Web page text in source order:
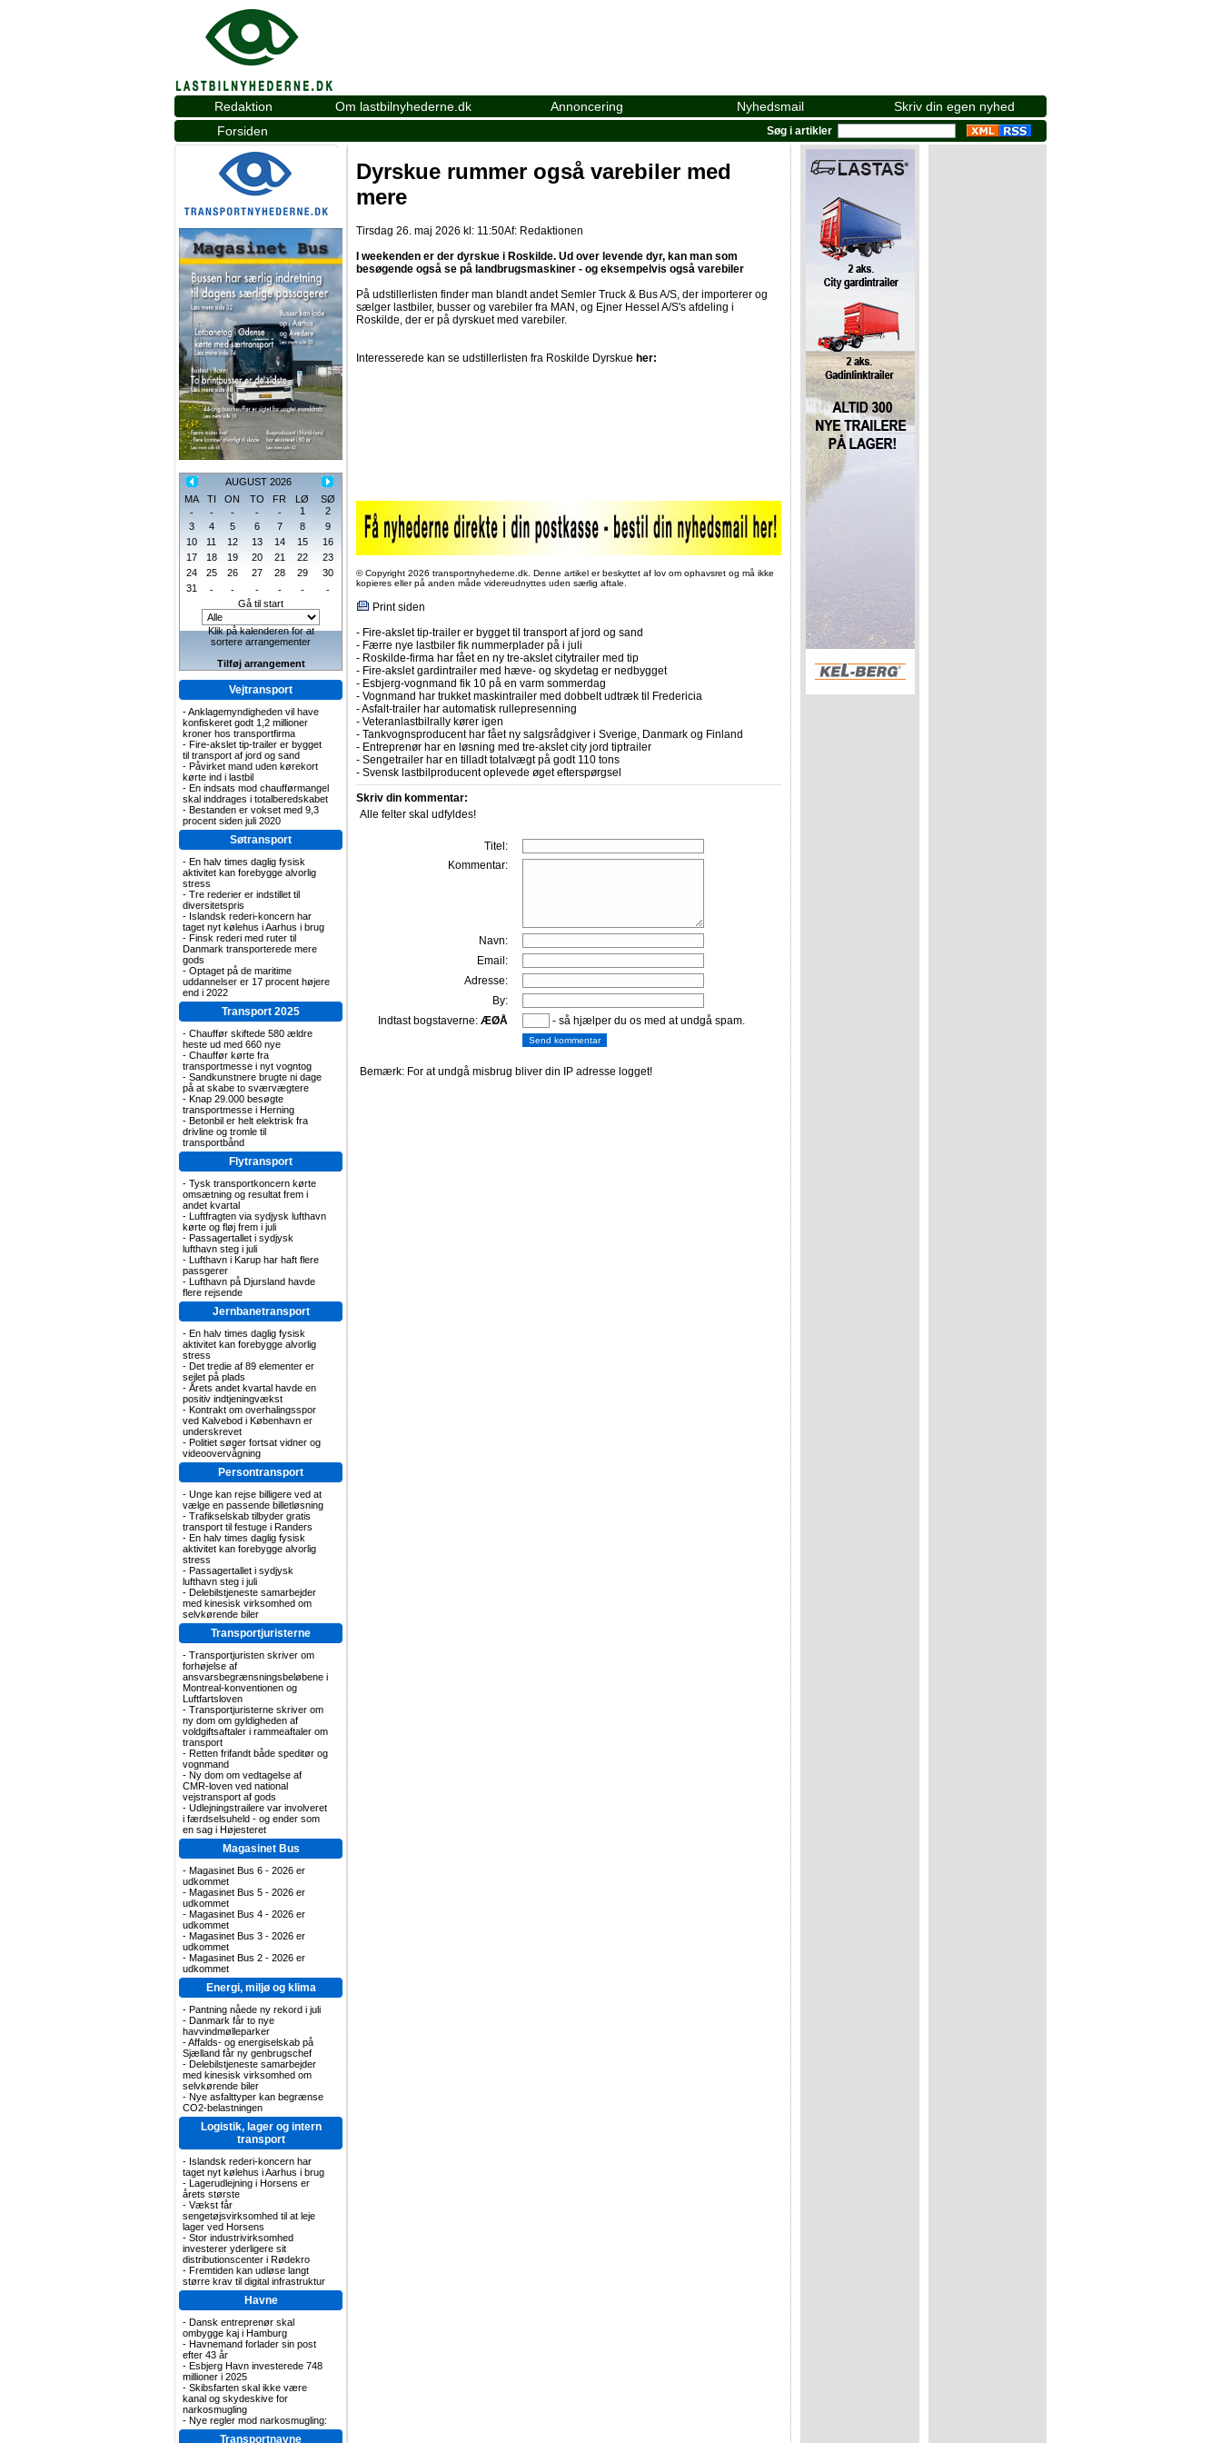
Redaktion Om lastbilnyhederne.dk Annoncering Nyhedsmail
Skriv din egen nyhed
Forsiden
Søg i artikler
AUGUST 2026
MA
TI ON TO FR LØ
SØ
-
- - - - 1
2
3
4 5 6 7 8
9
10
11 12 13 14 15
16
17
18 19 20 21 22
23
24
25 26 27 28 29
30
31
- - - - -
-
Gå til start
Klik på kalenderen for at
sortere arrangementer
Tilføj arrangement
Vejtransport
-Anklagemyndigheden vil have
konfiskeret godt 1,2 millioner
kroner hos transportfirma
- Fire-akslet tip-trailer er bygget
til transport af jord og sand
- Påvirket mand uden kørekort
kørte ind i lastbil
- En indsats mod chaufførmangel
skal inddrages i totalberedskabet
- Bestanden er vokset med 9,3
procent siden juli 2020
Søtransport
- En halv times daglig fysisk
aktivitet kan forebygge alvorlig
stress
- Tre rederier er indstillet til
diversitetspris
- Islandsk rederi-koncern har
taget nyt kølehus i Aarhus i brug
- Finsk rederi med ruter til
Danmark transporterede mere
gods
- Optaget på de maritime
uddannelser er 17 procent højere
end i 2022
Transport 2025
- Chauffør skiftede 580 ældre
heste ud med 660 nye
- Chauffør kørte fra
transportmesse i nyt vogntog
- Sandkunstnere brugte ni dage
på at skabe to sværvægtere
- Knap 29.000 besøgte
transportmesse i Herning
- Betonbil er helt elektrisk fra
drivline og tromle til
transportbånd
Flytransport
- Tysk transportkoncern kørte
omsætning og resultat frem i
andet kvartal
- Luftfragten via sydjysk lufthavn
kørte og fløj frem i juli
- Passagertallet i sydjysk
lufthavn steg i juli
- Lufthavn i Karup har haft flere
passgerer
- Lufthavn på Djursland havde
flere rejsende
Jernbanetransport
- En halv times daglig fysisk
aktivitet kan forebygge alvorlig
stress
- Det tredie af 89 elementer er
sejlet på plads
- Årets andet kvartal havde en
positiv indtjeningvækst
- Kontrakt om overhalingsspor
ved Kalvebod i København er
underskrevet
- Politiet søger fortsat vidner og
videoovervågning
Persontransport
- Unge kan rejse billigere ved at
vælge en passende billetløsning
- Trafikselskab tilbyder gratis
transport til festuge i Randers
- En halv times daglig fysisk
aktivitet kan forebygge alvorlig
stress
- Passagertallet i sydjysk
lufthavn steg i juli
- Delebilstjeneste samarbejder
med kinesisk virksomhed om
selvkørende biler
Transportjuristerne
- Transportjuristen skriver om
forhøjelse af
ansvarsbegrænsningsbeløbene i
Montreal-konventionen og
Luftfartsloven
- Transportjuristerne skriver om
ny dom om gyldigheden af
voldgiftsaftaler i rammeaftaler om
transport
- Retten frifandt både speditør og
vognmand
- Ny dom om vedtagelse af
CMR-loven ved national
vejstransport af gods
- Udlejningstrailere var involveret
i færdselsuheld - og ender som
en sag i Højesteret
Magasinet Bus
- Magasinet Bus 6 - 2026 er
udkommet
- Magasinet Bus 5 - 2026 er
udkommet
- Magasinet Bus 4 - 2026 er
udkommet
- Magasinet Bus 3 - 2026 er
udkommet
- Magasinet Bus 2 - 2026 er
udkommet
Energi, miljø og klima
- Pantning nåede ny rekord i juli
- Danmark får to nye
havvindmølleparker
-Affalds- og energiselskab på
Sjælland får ny genbrugschef
- Delebilstjeneste samarbejder
med kinesisk virksomhed om
selvkørende biler
- Nye asfalttyper kan begrænse
CO2-belastningen
Logistik, lager og intern
transport
- Islandsk rederi-koncern har
taget nyt kølehus i Aarhus i brug
- Lagerudlejning i Horsens er
årets største
- Vækst får
sengetøjsvirksomhed til at leje
lager ved Horsens
- Stor industrivirksomhed
investerer yderligere sit
distributionscenter i Rødekro
- Fremtiden kan udløse langt
større krav til digital infrastruktur
Havne
- Dansk entreprenør skal
ombygge kaj i Hamburg
- Havnemand forlader sin post
efter 43 år
- Esbjerg Havn investerede 748
millioner i 2025
- Skibsfarten skal ikke være
kanal og skydeskive for
narkosmugling
- Nye regler mod narkosmugling:
Transportnavne
Dyrskue rummer også varebiler med
mere
Tirsdag 26. maj 2026 kl: 11:50Af: Redaktionen
I weekenden er der dyrskue i Roskilde. Ud over levende dyr, kan man som
besøgende også se på landbrugsmaskiner - og eksempelvis også varebiler
På udstillerlisten finder man blandt andet Semler Truck & Bus A/S, der importerer og
sælger lastbiler, busser og varebiler fra MAN, og Ejner Hessel A/S's afdeling i
Roskilde, der er på dyrskuet med varebiler.
Interesserede kan se udstillerlisten fra Roskilde Dyrskue her:
© Copyright 2026 transportnyhederne.dk. Denne artikel er beskyttet af lov om ophavsret og må ikke
kopieres eller på anden måde videreudnyttes uden særlig aftale.
Print siden
- Fire-akslet tip-trailer er bygget til transport af jord og sand
- Færre nye lastbiler fik nummerplader på i juli
- Roskilde-firma har fået en ny tre-akslet citytrailer med tip
- Fire-akslet gardintrailer med hæve- og skydetag er nedbygget
- Esbjerg-vognmand fik 10 på en varm sommerdag
- Vognmand har trukket maskintrailer med dobbelt udtræk til Fredericia
-Asfalt-trailer har automatisk rullepresenning
- Veteranlastbilrally kører igen
- Tankvognsproducent har fået ny salgsrådgiver i Sverige, Danmark og Finland
- Entreprenør har en løsning med tre-akslet city jord tiptrailer
- Sengetrailer har en tilladt totalvægt på godt 110 tons
- Svensk lastbilproducent oplevede øget efterspørgsel
Skriv din kommentar:
Alle felter skal udfyldes!
Titel:
Kommentar:
Navn:
Email:
Adresse:
By:
Indtast bogstaverne: ÆØÅ - så hjælper du os med at undgå spam.
Bemærk: For at undgå misbrug bliver din IP adresse logget!